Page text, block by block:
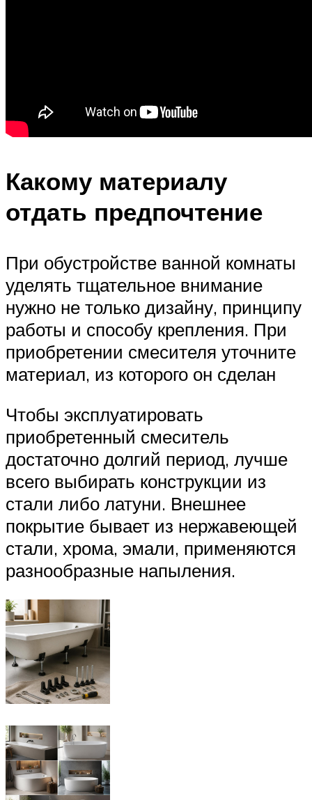
Какому материалу
отдать предпочтение
При обустройстве ванной комнаты
уделять тщательное внимание
нужно не только дизайну, принципу
работы и способу крепления. При
приобретении смесителя уточните
материал, из которого он сделан
Чтобы эксплуатировать
приобретенный смеситель
достаточно долгий период, лучше
всего выбирать конструкции из
стали либо латуни. Внешнее
покрытие бывает из нержавеющей
стали, хрома, эмали, применяются
разнообразные напыления.